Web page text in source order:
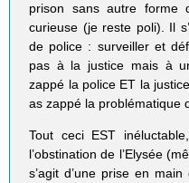
prison sans autre forme
curieuse (je reste poli). Il
de police : surveiller et
pas à la justice mais à
zappé la police ET la
as zappé la problématique
Tout ceci EST
l’obstination de l’Elysée
s’agit d’une prise en